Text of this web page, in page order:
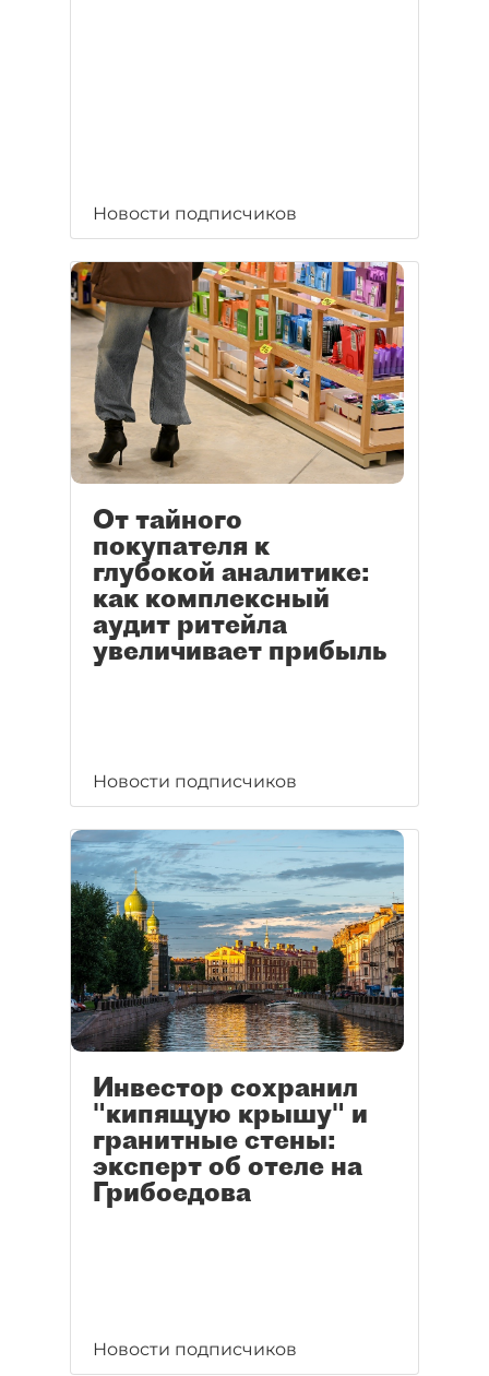
Новости подписчиков
От тайного
покупателя к
глубокой аналитике:
как комплексный
аудит ритейла
увеличивает прибыль
Новости подписчиков
Инвестор сохранил
"кипящую крышу" и
гранитные стены:
эксперт об отеле на
Грибоедова
Новости подписчиков